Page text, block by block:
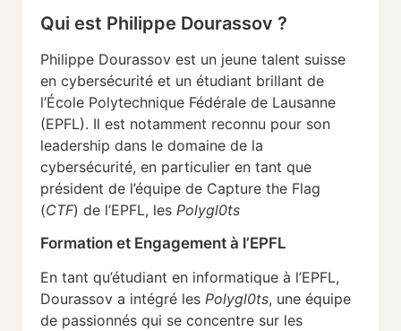
Qui est Philippe Dourassov ?
Philippe Dourassov est un jeune talent suisse
en cybersécurité et un étudiant brillant de
l’École Polytechnique Fédérale de Lausanne
(EPFL). Il est notamment reconnu pour son
leadership dans le domaine de la
cybersécurité, en particulier en tant que
président de l’équipe de Capture the Flag
(CTF) de l’EPFL, les Polygl0ts
Formation et Engagement à l’EPFL
En tant qu’étudiant en informatique à l’EPFL,
Dourassov a intégré les Polygl0ts, une équipe
de passionnés qui se concentre sur les